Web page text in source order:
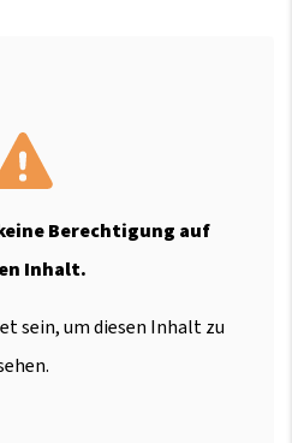
Berechtigung auf
Inhalt.
sein, um diesen Inhalt zu